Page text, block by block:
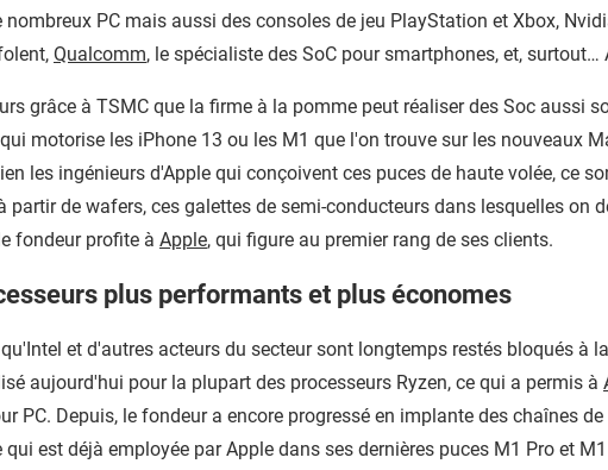
nombreux PC mais aussi des consoles de jeu PlayStation et Xbox,
Qualcomm, le spécialiste des SoC pour smartphones, et, surtout…
grâce à TSMC que la firme à la pomme peut réaliser des Soc aussi
motorise les iPhone 13 ou les M1 que l'on trouve sur les nouveaux
les ingénieurs d'Apple qui conçoivent ces puces de haute volée, ce
partir de wafers, ces galettes de semi-conducteurs dans lesquelles on
fondeur profite à Apple, qui figure au premier rang de ses clients.
plus performants et plus économes
et d'autres acteurs du secteur sont longtemps restés bloqués à
aujourd'hui pour la plupart des processeurs Ryzen, ce qui a permis à
PC. Depuis, le fondeur a encore progressé en implante des chaînes
est déjà employée par Apple dans ses dernières puces M1 Pro et